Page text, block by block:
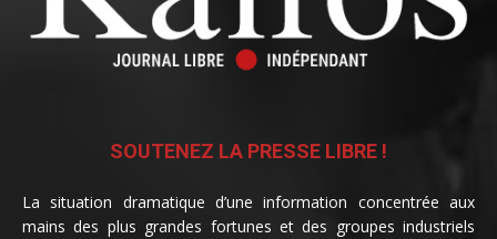
SOUTENEZ LA PRESSE LIBRE !
La situation dramatique d’une information concentrée aux
mains des plus grandes fortunes et des groupes industriels